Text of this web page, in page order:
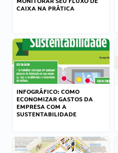
CAIXA NA PRÁTICA
INFOGRÁFICO: COMO
ECONOMIZAR GASTOS DA
EMPRESA COM A
SUSTENTABILIDADE